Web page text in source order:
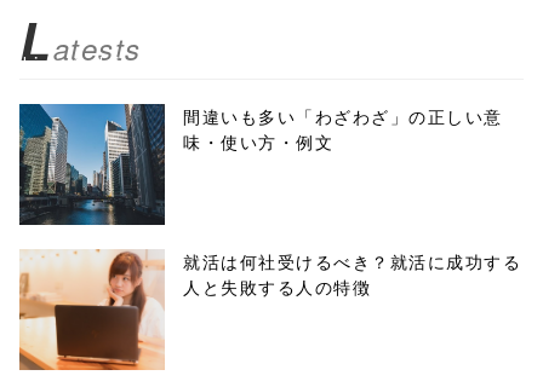
biz.jp/public_ht
ml/wp-
content/themes
/tapbiz_theme/
parts/sns-
buttons.php on
line10
Latests
間違いも多い「わざわざ」の正しい意
味・使い方・例文
就活は何社受けるべき？就活に成功する
人と失敗する人の特徴